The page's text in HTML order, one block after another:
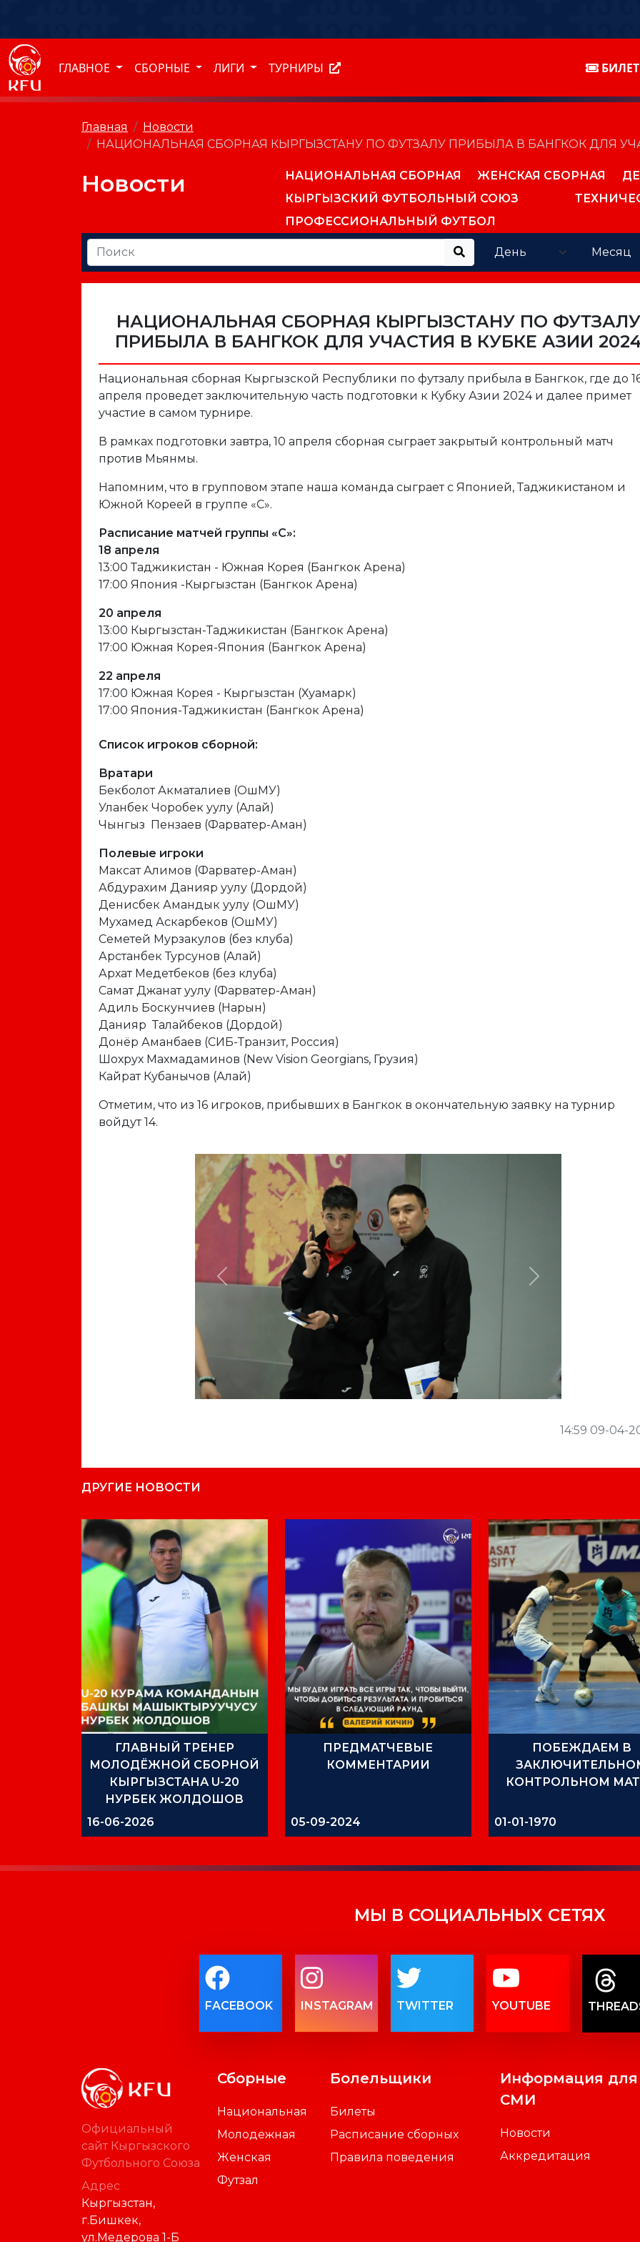
ГЛАВНОЕ СБОРНЫЕ ЛИГИ ТУРНИРЫ
Главная
Новости
НАЦИОНАЛЬНАЯ СБОРНАЯ КЫРГЫЗСТАНУ ПО ФУТЗАЛУ ПРИБЫЛА В БАНГКОК ДЛЯ
Новости НАЦИОНАЛЬНАЯ СБОРНАЯ ЖЕНСКАЯ СБОРНАЯ
КЫРГЫЗСКИЙ ФУТБОЛЬНЫЙ СОЮЗ
ПРОФЕССИОНАЛЬНЫЙ ФУТБОЛ
НАЦИОНАЛЬНАЯ СБОРНАЯ КЫРГЫЗСТАНУ ПО ФУТЗАЛУ
ПРИБЫЛА В БАНГКОК ДЛЯ УЧАСТИЯ В КУБКЕ АЗИИ
Национальная сборная Кыргызской Республики по футзалу прибыла в Бангкок, где до
апреля проведет заключительную часть подготовки к Кубку Азии 2024 и далее примет
участие в самом турнире.
В рамках подготовки завтра, 10 апреля сборная сыграет закрытый контрольный матч
против Мьянмы.
Напомним, что в групповом этапе наша команда сыграет с Японией, Таджикистаном и
Южной Кореей в группе «С».
Расписание матчей группы «С»:
18 апреля
13:00 Таджикистан - Южная Корея (Бангкок Арена)
17:00 Япония -Кыргызстан (Бангкок Арена)
20 апреля
13:00 Кыргызстан-Таджикистан (Бангкок Арена)
17:00 Южная Корея-Япония (Бангкок Арена)
22 апреля
17:00 Южная Корея - Кыргызстан (Хуамарк)
17:00 Япония-Таджикистан (Бангкок Арена)
Список игроков сборной:
Вратари
Бекболот Акматалиев (ОшМУ)
Уланбек Чоробек уулу (Алай)
Чынгыз Пензаев (Фарватер-Аман)
Полевые игроки
Максат Алимов (Фарватер-Аман)
Абдурахим Данияр уулу (Дордой)
Денисбек Амандык уулу (ОшМУ)
Мухамед Аскарбеков (ОшМУ)
Семетей Мурзакулов (без клуба)
Арстанбек Турсунов (Алай)
Архат Медетбеков (без клуба)
Самат Джанат уулу (Фарватер-Аман)
Адиль Боскунчиев (Нарын)
Данияр Талайбеков (Дордой)
Донёр Аманбаев (СИБ-Транзит, Россия)
Шохрух Махмадаминов (New Vision Georgians, Грузия)
Кайрат Кубанычов (Алай)
Отметим, что из 16 игроков, прибывших в Бангкок в окончательную заявку на турнир
войдут 14.
Previous Next
14:59 09-04-
ДРУГИЕ НОВОСТИ
ГЛАВНЫЙ ТРЕНЕР
МОЛОДЁЖНОЙ СБОРНОЙ
КЫРГЫЗСТАНА U-20
НУРБЕК ЖОЛДОШОВ
ПОДВЁЛ ИТОГИ УЧЕБНО-
16-06-2026
ПРЕДМАТЧЕВЫЕ
КОММЕНТАРИИ
05-09-2024
ПОБЕЖДАЕМ В
КОНТРОЛЬНОМ
01-01-1970
МЫ В СОЦИАЛЬНЫХ СЕТЯХ
FACEBOOK INSTAGRAM TWITTER YOUTUBE
Официальный
сайт Кыргызского
Футбольного Союза
Адрес
Кыргызстан,
г.Бишкек,
ул.Медерова 1-Б
Сборные
Национальная
Молодежная
Женская
Футзал
Болельщики
Билеты
Расписание сборных
Правила поведения
Информация для
СМИ
Новости
Аккредитация